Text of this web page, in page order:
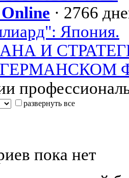
· 2766
Япония.
И
развернуть все
пока нет